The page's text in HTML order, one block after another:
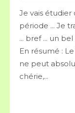
Je vais
période ... Je
... bref ... un
En résumé :
ne peut
chérie,...